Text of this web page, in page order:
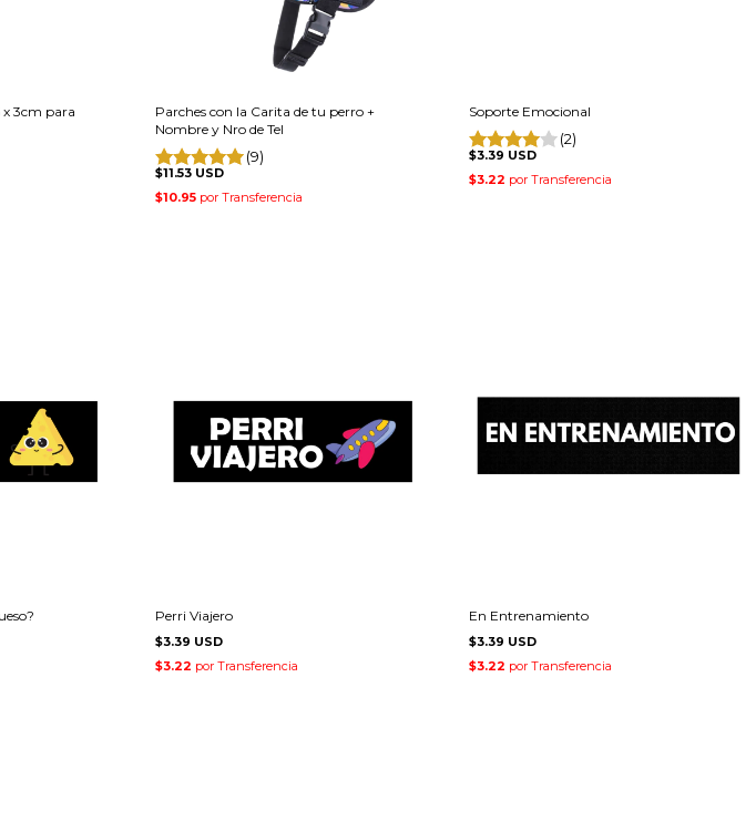
x 3cm para
Parches con la Carita de tu perro +
Nombre y Nro de Tel
(9)
$11.53 USD
Soporte Emocional
(2)
$3.39 USD
Perri Viajero
$3.39 USD
En Entrenamiento
$3.39 USD